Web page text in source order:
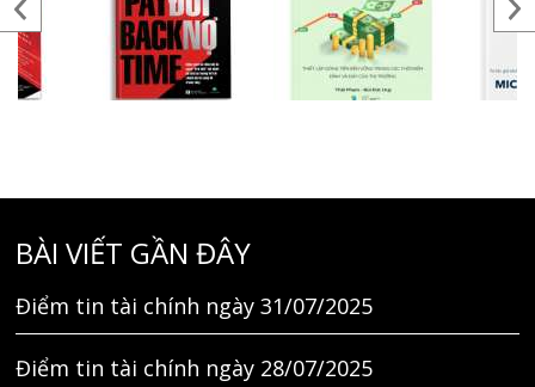
BÀI VIẾT GẦN ĐÂY
Điểm tin tài chính ngày 31/07/2025
Điểm tin tài chính ngày 28/07/2025